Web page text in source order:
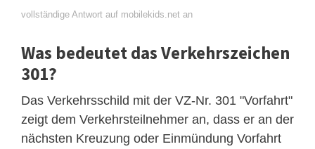
vollständige Antwort auf mobilekids.net an
Was bedeutet das Verkehrszeichen
301?
Das Verkehrsschild mit der VZ-Nr. 301 "Vorfahrt"
zeigt dem Verkehrsteilnehmer an, dass er an der
nächsten Kreuzung oder Einmündung Vorfahrt